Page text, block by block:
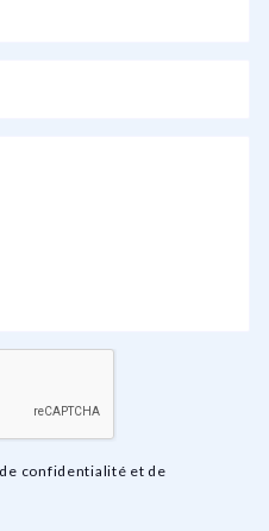
confidentialité et de